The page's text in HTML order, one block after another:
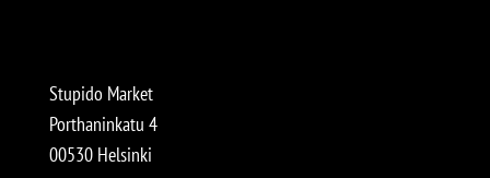
Stupido Market
Porthaninkatu 4
00530 Helsinki